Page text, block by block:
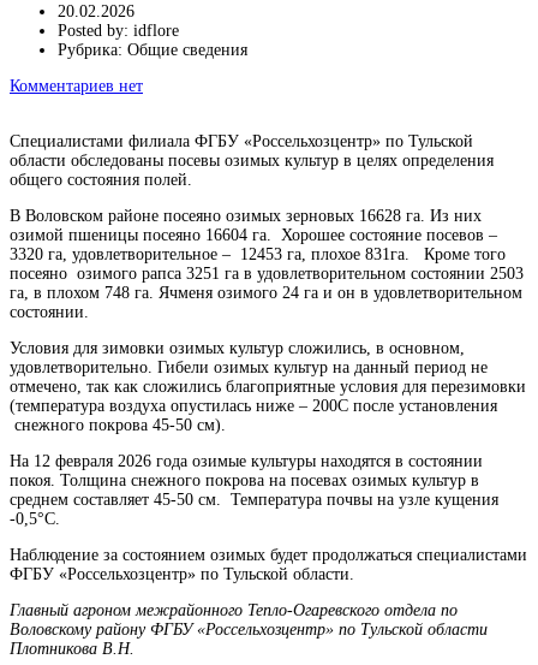
20.02.2026
Posted by: idflore
Рубрика: Общие сведения
Комментариев нет
Специалистами филиала ФГБУ «Россельхозцентр» по Тульской
области обследованы посевы озимых культур в целях определения
общего состояния полей.
В Воловском районе посеяно озимых зерновых 16628 га. Из них
озимой пшеницы посеяно 16604 га. Хорошее состояние посевов –
3320 га, удовлетворительное – 12453 га, плохое 831га. Кроме того
посеяно озимого рапса 3251 га в удовлетворительном состоянии 2503
га, в плохом 748 га. Ячменя озимого 24 га и он в удовлетворительном
состоянии.
Условия для зимовки озимых культур сложились, в основном,
удовлетворительно. Гибели озимых культур на данный период не
отмечено, так как сложились благоприятные условия для перезимовки
(температура воздуха опустилась ниже – 200С после установления
снежного покрова 45-50 см).
На 12 февраля 2026 года озимые культуры находятся в состоянии
покоя. Толщина снежного покрова на посевах озимых культур в
среднем составляет 45-50 см. Температура почвы на узле кущения
-0,5°С.
Наблюдение за состоянием озимых будет продолжаться специалистами
ФГБУ «Россельхозцентр» по Тульской области.
Главный агроном межрайонного Тепло-Огаревского отдела по
Воловскому району ФГБУ «Россельхозцентр» по Тульской области
Плотникова В.Н.